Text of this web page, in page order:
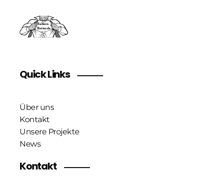
Quick Links
Über uns
Kontakt
Unsere Projekte
News
Kontakt